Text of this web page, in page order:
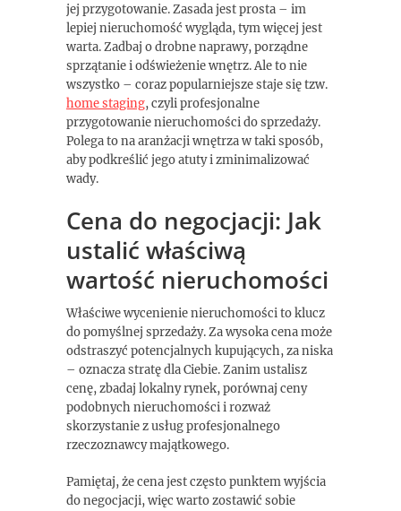
jej przygotowanie. Zasada jest prosta – im
lepiej nieruchomość wygląda, tym więcej jest
warta. Zadbaj o drobne naprawy, porządne
sprzątanie i odświeżenie wnętrz. Ale to nie
wszystko – coraz popularniejsze staje się tzw.
home staging, czyli profesjonalne
przygotowanie nieruchomości do sprzedaży.
Polega to na aranżacji wnętrza w taki sposób,
aby podkreślić jego atuty i zminimalizować
wady.
Cena do negocjacji: Jak
ustalić właściwą
wartość nieruchomości
Właściwe wycenienie nieruchomości to klucz
do pomyślnej sprzedaży. Za wysoka cena może
odstraszyć potencjalnych kupujących, za niska
– oznacza stratę dla Ciebie. Zanim ustalisz
cenę, zbadaj lokalny rynek, porównaj ceny
podobnych nieruchomości i rozważ
skorzystanie z usług profesjonalnego
rzeczoznawcy majątkowego.
Pamiętaj, że cena jest często punktem wyjścia
do negocjacji, więc warto zostawić sobie